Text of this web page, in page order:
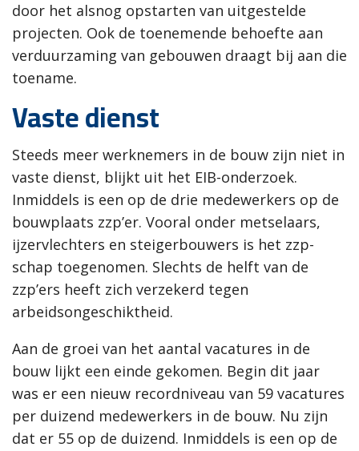
door het alsnog opstarten van uitgestelde
projecten. Ook de toenemende behoefte aan
verduurzaming van gebouwen draagt bij aan die
toename.
Vaste dienst
Steeds meer werknemers in de bouw zijn niet in
vaste dienst, blijkt uit het EIB-onderzoek.
Inmiddels is een op de drie medewerkers op de
bouwplaats zzp’er. Vooral onder metselaars,
ijzervlechters en steigerbouwers is het zzp-
schap toegenomen. Slechts de helft van de
zzp’ers heeft zich verzekerd tegen
arbeidsongeschiktheid.
Aan de groei van het aantal vacatures in de
bouw lijkt een einde gekomen. Begin dit jaar
was er een nieuw recordniveau van 59 vacatures
per duizend medewerkers in de bouw. Nu zijn
dat er 55 op de duizend. Inmiddels is een op de